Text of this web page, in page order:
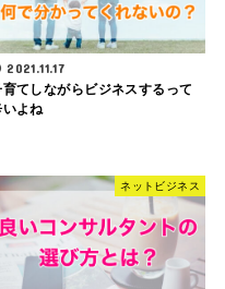
2021.11.17
育てしながらビジネスするって
いよね
ネットビジネス